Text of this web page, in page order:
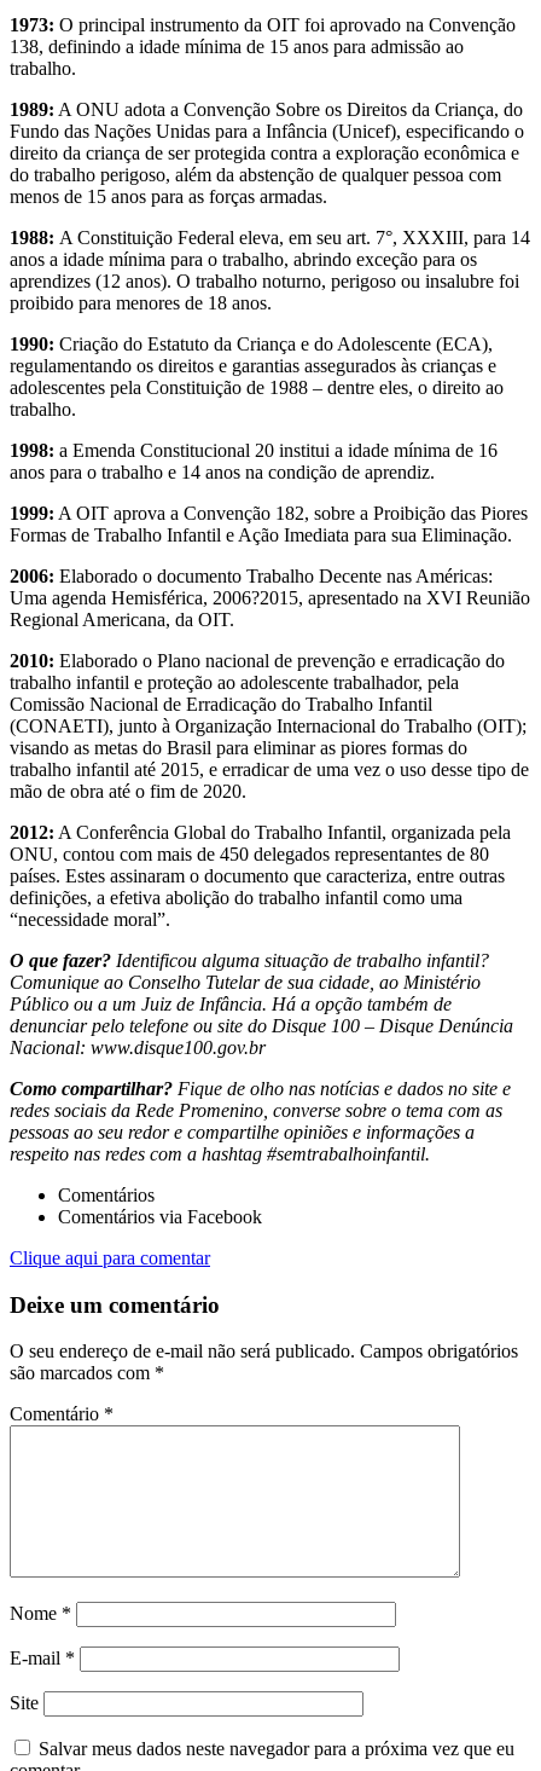
1973: O principal instrumento da OIT foi aprovado na Convenção
138, definindo a idade mínima de 15 anos para admissão ao
trabalho.
1989: A ONU adota a Convenção Sobre os Direitos da Criança, do
Fundo das Nações Unidas para a Infância (Unicef), especificando o
direito da criança de ser protegida contra a exploração econômica e
do trabalho perigoso, além da abstenção de qualquer pessoa com
menos de 15 anos para as forças armadas.
1988: A Constituição Federal eleva, em seu art. 7°, XXXIII, para 14
anos a idade mínima para o trabalho, abrindo exceção para os
aprendizes (12 anos). O trabalho noturno, perigoso ou insalubre foi
proibido para menores de 18 anos.
1990: Criação do Estatuto da Criança e do Adolescente (ECA),
regulamentando os direitos e garantias assegurados às crianças e
adolescentes pela Constituição de 1988 – dentre eles, o direito ao
trabalho.
1998: a Emenda Constitucional 20 institui a idade mínima de 16
anos para o trabalho e 14 anos na condição de aprendiz.
1999: A OIT aprova a Convenção 182, sobre a Proibição das Piores
Formas de Trabalho Infantil e Ação Imediata para sua Eliminação.
2006: Elaborado o documento Trabalho Decente nas Américas:
Uma agenda Hemisférica, 2006?2015, apresentado na XVI Reunião
Regional Americana, da OIT.
2010: Elaborado o Plano nacional de prevenção e erradicação do
trabalho infantil e proteção ao adolescente trabalhador, pela
Comissão Nacional de Erradicação do Trabalho Infantil
(CONAETI), junto à Organização Internacional do Trabalho (OIT);
visando as metas do Brasil para eliminar as piores formas do
trabalho infantil até 2015, e erradicar de uma vez o uso desse tipo de
mão de obra até o fim de 2020.
2012: A Conferência Global do Trabalho Infantil, organizada pela
ONU, contou com mais de 450 delegados representantes de 80
países. Estes assinaram o documento que caracteriza, entre outras
definições, a efetiva abolição do trabalho infantil como uma
“necessidade moral”.
O que fazer? Identificou alguma situação de trabalho infantil?
Comunique ao Conselho Tutelar de sua cidade, ao Ministério
Público ou a um Juiz de Infância. Há a opção também de
denunciar pelo telefone ou site do Disque 100 – Disque Denúncia
Nacional: www.disque100.gov.br
Como compartilhar? Fique de olho nas notícias e dados no site e
redes sociais da Rede Promenino, converse sobre o tema com as
pessoas ao seu redor e compartilhe opiniões e informações a
respeito nas redes com a hashtag #semtrabalhoinfantil.
Comentários
Comentários via Facebook
Clique aqui para comentar
Deixe um comentário
O seu endereço de e-mail não será publicado. Campos obrigatórios
são marcados com *
Comentário *
Nome *
E-mail *
Site
Salvar meus dados neste navegador para a próxima vez que eu